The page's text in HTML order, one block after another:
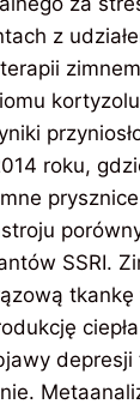
z
roku,
SSRI.
tkankę